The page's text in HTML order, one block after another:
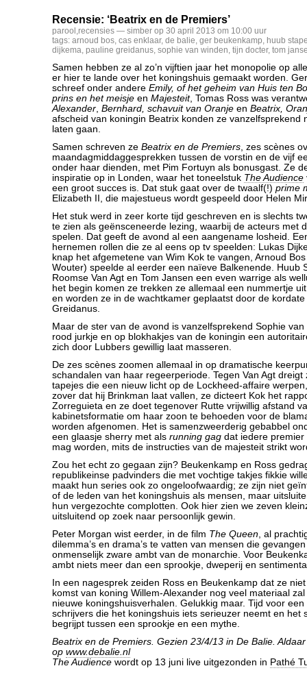
Recensie: ‘Beatrix en de Premiers’
parool ,recensies — simber op 30 april 2013 om 10:00 uur
tags: arnoud bos, cas enklaar, de balie, ger beukenkamp, huub
dijkema, pauline greidanus, sophie van winden, tijn docter, tom
Samen hebben ze al zo’n vijftien jaar het monopolie op
er hier te lande over het koningshuis gemaakt worden.
schreef onder andere Emily, of het geheim van Huis ten
prins en het meisje en Majesteit, Tomas Ross was
Alexander, Bernhard, schavuit van Oranje en Beatrix,
afscheid van koningin Beatrix konden ze vanzelfsprekend
laten gaan.
Samen schreven ze Beatrix en de Premiers, zes scènes
maandagmiddaggesprekken tussen de vorstin en de vijf
onder haar dienden, met Pim Fortuyn als bonusgast. Ze
inspiratie op in Londen, waar het toneelstuk The Audience
een groot succes is. Dat stuk gaat over de twaalf(!) prime
Elizabeth II, die majestueus wordt gespeeld door Helen
Het stuk werd in zeer korte tijd geschreven en is slechts
te zien als geënsceneerde lezing, waarbij de acteurs met
spelen. Dat geeft de avond al een aangename losheid.
hernemen rollen die ze al eens op tv speelden: Lukas
knap het afgemetene van Wim Kok te vangen, Arnoud
Wouter) speelde al eerder een naïeve Balkenende. Huub
Roomse Van Agt en Tom Jansen een even warrige als
het begin komen ze trekken ze allemaal een nummertje
en worden ze in de wachtkamer geplaatst door de
Greidanus.
Maar de ster van de avond is vanzelfsprekend Sophie
rood jurkje en op blokhakjes van de koningin een
zich door Lubbers gewillig laat masseren.
De zes scènes zoomen allemaal in op dramatische
schandalen van haar regeerperiode. Tegen Van Agt dreigt
tapejes die een nieuw licht op de Lockheed-affaire
zover dat hij Brinkman laat vallen, ze dicteert Kok het
Zorreguieta en ze doet tegenover Rutte vrijwillig afstand
kabinetsformatie om haar zoon te behoeden voor de
worden afgenomen. Het is samenzweerderig gebabbel
een glaasje sherry met als running gag dat iedere
mag worden, mits de instructies van de majesteit strikt
Zou het echt zo gegaan zijn? Beukenkamp en Ross
republikeinse padvinders die met vochtige takjes fikkie
maakt hun series ook zo ongeloofwaardig; ze zijn niet
of de leden van het koningshuis als mensen, maar
hun vergezochte complotten. Ook hier zien we zeven
uitsluitend op zoek naar persoonlijk gewin.
Peter Morgan wist eerder, in de film The Queen, al
dilemma’s en drama’s te vatten van mensen die
onmenselijk zware ambt van de monarchie. Voor
ambt niets meer dan een sprookje, dweperij en
In een nagesprek zeiden Ross en Beukenkamp dat ze
komst van koning Willem-Alexander nog veel materiaal
nieuwe koningshuisverhalen. Gelukkig maar. Tijd voor
schrijvers die het koningshuis iets serieuzer neemt en het
begrijpt tussen een sprookje en een mythe.
Beatrix en de Premiers. Gezien 23/4/13 in De Balie.
op www.debalie.nl
The Audience wordt op 13 juni live uitgezonden in Pathé